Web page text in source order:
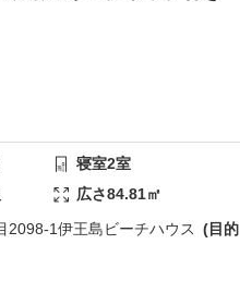
寝室2室
広さ84.81㎡
2098-1伊王島ビーチハウス
目的